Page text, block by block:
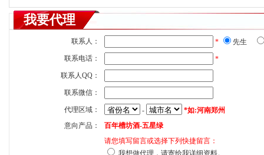
我要代理
联系人： *
先生
联系电话：
*
联系人QQ：
联系微信：
代理区域： -
*如:河南郑州
意向产品：
百年槽坊酒-五星绿
请您填写留言或选择下列快捷留言：
我想做代理，请寄给我详细资料。